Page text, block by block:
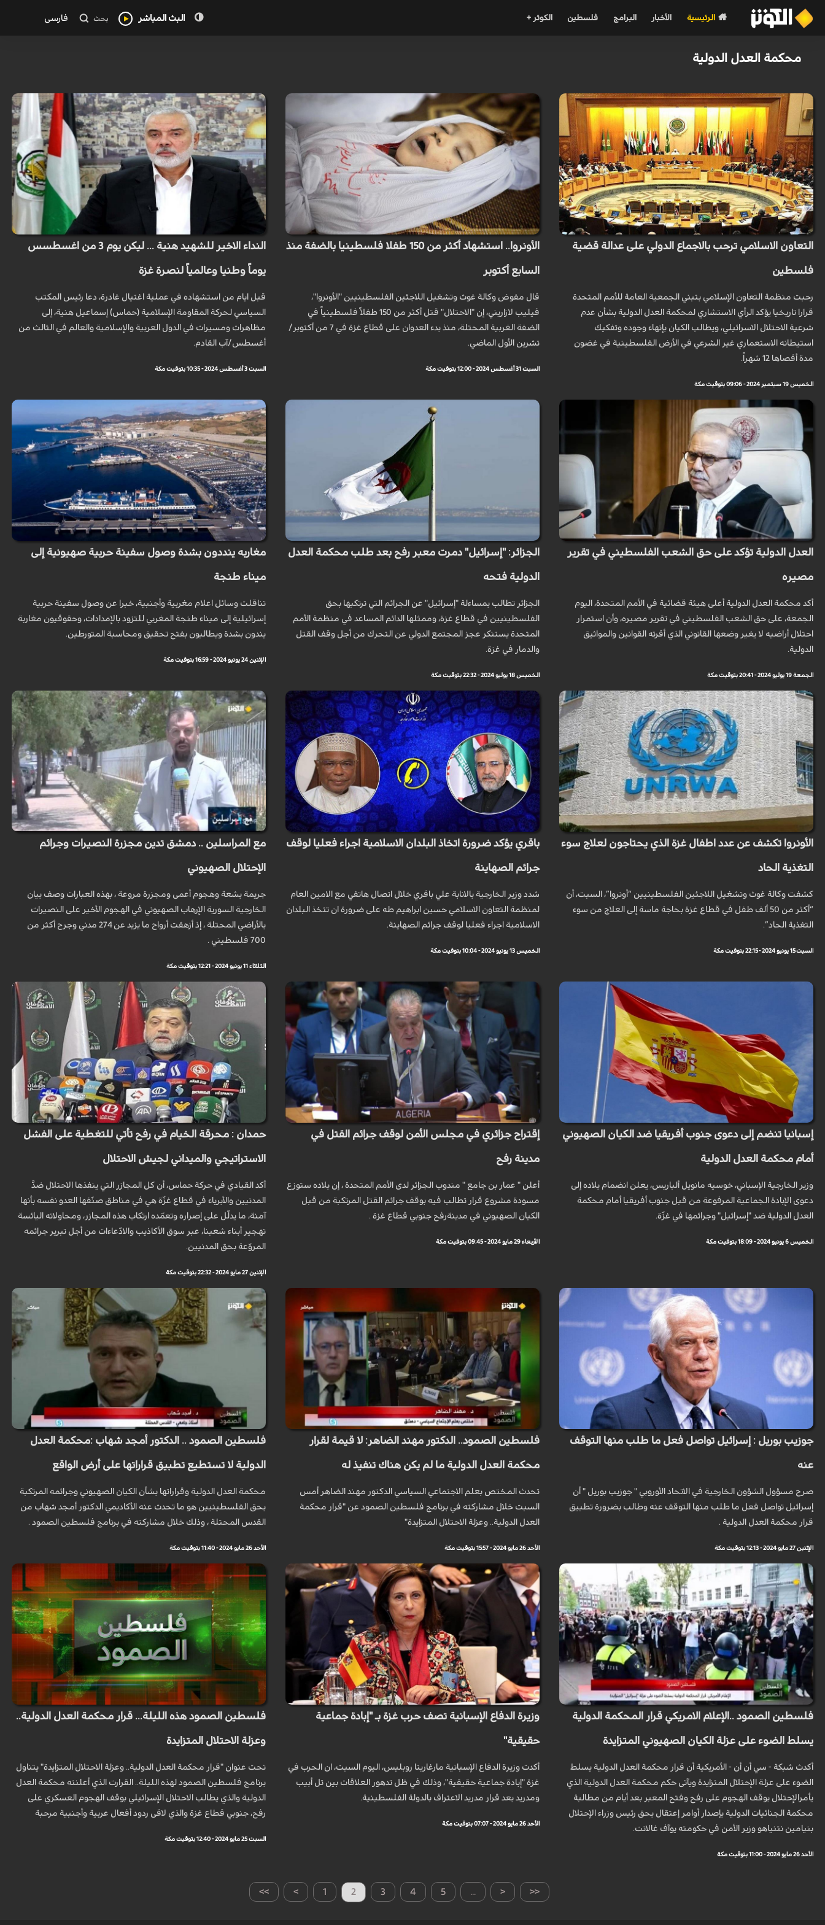
الرئيسية الأخبار البرامج فلسطين الكوثر + البث المباشر بحث فارسی
محكمة العدل الدولية
التعاون الاسلامي ترحب بالاجماع الدولي على عدالة قضية
فلسطين
رحبت منظمة التعاون الإسلامي بتبني الجمعية العامة للأمم المتحدة
قرارا تاريخيا يؤكد الرأي الاستشاري لمحكمة العدل الدولية بشأن عدم
شرعية الاحتلال الاسرائيلي، ويطالب الكيان بإنهاء وجوده وتفكيك
استيطانه الاستعماري غير الشرعي في الأرض الفلسطينية في غضون
مدة أقصاها 12 شهراً.
الخميس 19 سبتمبر 2024 - 09:06 بتوقيت مكة
الأونروا.. استشهاد أكثر من 150 طفلا فلسطينيا بالضفة منذ
السابع أكتوبر
قال مفوض وكالة غوث وتشغيل اللاجئين الفلسطينيين "الأونروا"،
فيليب لازاريني، إن "الاحتلال" قتل أكثر من 150 طفلاً فلسطينياً في
الضفة الغربية المحتلة، منذ بدء العدوان على قطاع غزة في 7 من أكتوبر/
تشرين الأول الماضي.
السبت 31 أغسطس 2024 - 12:00 بتوقيت مكة
النداء الاخير للشهيد هنية ... ليكن يوم 3 من اغسطسس
يوماً وطنيا وعالمياً لنصرة غزة
قبل ايام من استشهاده في عملية اغتيال غادرة، دعا رئيس المكتب
السياسي لحركة المقاومة الإسلامية (حماس) إسماعيل هنية، إلى
مظاهرات ومسيرات في الدول العربية والإسلامية والعالم في الثالث من
أغسطس/آب القادم.
السبت 3 أغسطس 2024 - 10:35 بتوقيت مكة
العدل الدولية تؤكد على حق الشعب الفلسطيني في تقرير
مصيره
أكد محكمة العدل الدولية أعلى هيئة قضائية في الأمم المتحدة، اليوم
الجمعة، على حق الشعب الفلسطيني في تقرير مصيره، وأن استمرار
احتلال أراضيه لا يغير وضعها القانوني الذي أقرته القوانين والمواثيق
الدولية.
الجمعة 19 يوليو 2024 - 20:41 بتوقيت مكة
الجزائر: "إسرائيل" دمرت معبر رفح بعد طلب محكمة العدل
الدولية فتحه
الجزائر تطالب بمساءلة "إسرائيل" عن الجرائم التي ترتكبها بحق
الفلسطينيين في قطاع غزة، وممثلها الدائم المساعد في منظمة الأمم
المتحدة يستنكر عجز المجتمع الدولي عن التحرك من أجل وقف القتل
والدمار في غزة.
الخميس 18 يوليو 2024 - 22:32 بتوقيت مكة
مغاربه ينددون بشدة وصول سفينة حربية صهيونية إلى
ميناء طنجة
تناقلت وسائل اعلام مغربية وأجنبية، خبرا عن وصول سفينة حربية
إسرائيلية إلى ميناء طنجة المغربي للتزود بالإمدادات، وحقوقيون مغاربة
يندون بشدة ويطالبون بفتح تحقيق ومحاسبة المتورطين.
الإثنين 24 يونيو 2024 - 16:59 بتوقيت مكة
الأونروا تكشف عن عدد اطفال غزة الذي يحتاجون لعلاج سوء
التغذية الحاد
كشفت وكالة غوث وتشغيل اللاجئين الفلسطينيين “أونروا”، السبت، أن
“أكثر من 50 ألف طفل في قطاع غزة بحاجة ماسة إلى العلاج من سوء
التغذية الحاد”.
السبت 15 يونيو 2024 - 22:15 بتوقيت مكة
باقري يؤكد ضرورة اتخاذ البلدان الاسلامية اجراء فعليا لوقف
جرائم الصهاينة
شدد وزير الخارجية بالانابة علي باقري خلال اتصال هاتفي مع الامين العام
لمنظمة التعاون الاسلامي حسين ابراهيم طه على ضرورة ان تتخذ البلدان
الاسلامية اجراء فعليا لوقف جرائم الصهاينة.
الخميس 13 يونيو 2024 - 10:04 بتوقيت مكة
مع المراسلين .. دمشق تدين مجزرة النصيرات وجرائم
الإحتلال الصهيوني
جريمة بشعة وهجوم أعمى ومجزرة مروعة ، بهذه العبارات وصف بيان
الخارجية السورية الإرهاب الصهيوني في الهجوم الأخير على النصيرات
بالأراضي المحتلة ، إذ أزهقت أرواح ما يزيد عن 274 مدني وجرح أكثر من
700 فلسطيني .
الثلاثاء 11 يونيو 2024 - 12:21 بتوقيت مكة
إسبانيا تنضم إلى دعوى جنوب أفريقيا ضد الكيان الصهيوني
أمام محكمة العدل الدولية
وزير الخارجية الإسباني، خوسيه مانويل ألباريس، يعلن انضمام بلاده إلى
دعوى الإبادة الجماعية المرفوعة من قبل جنوب أفريقيا أمام محكمة
العدل الدولية ضد "إسرائيل" وجرائمها في غزّة.
الخميس 6 يونيو 2024 - 18:09 بتوقيت مكة
إقتراح جزائري في مجلس الأمن لوقف جرائم القتل في
مدينة رفح
أعلن " عمار بن جامع " مندوب الجزائر لدى الأمم المتحدة ، إن بلاده ستوزع
مسودة مشروع قرار تطالب فيه بوقف جرائم القتل المرتكبة من قبل
الكيان الصهيوني في مدينةرفح جنوبي قطاع غزة .
الأربعاء 29 مايو 2024 - 09:45 بتوقيت مكة
حمدان : محرقة الخيام في رفح تأتي للتغطية على الفشل
الاستراتيجي والميداني لجيش الاحتلال
أكد القيادي في حركة حماس، أن كل المجازر التي ينفذها الاحتلال ضدَّ
المدنيين والأبرياء في قطاع غزّة هي في مناطق صنّفها العدو نفسه بأنها
آمنة، ما يدلّل على إصراره وتعمّده ارتكاب هذه المجازر، ومحاولاته اليائسة
تهجير أبناء شعبنا، عبر سوق الأكاذيب والادّعاءات من أجل تبرير جرائمه
المروّعة بحق المدنيين.
الإثنين 27 مايو 2024 - 22:32 بتوقيت مكة
جوزيب بوريل : إسرائيل تواصل فعل ما طلب منها التوقف
عنه
صرح مسؤول الشؤون الخارجية في الاتحاد الأوروبي " جوزيب بوريل " أن
إسرائيل تواصل فعل ما طلب منها التوقف عنه وطالب بضرورة تطبيق
قرار محكمة العدل الدولية .
الإثنين 27 مايو 2024 - 12:13 بتوقيت مكة
فلسطين الصمود.. الدكتور مهند الضاهر: لا قيمة لقرار
محكمة العدل الدولية ما لم يكن هناك تنفيذ له
تحدث المختص بعلم الاجتماعي السياسي الدكتور مهند الضاهر أمس
السبت خلال مشاركته في برنامج فلسطين الصمود عن "قرار محكمة
العدل الدولية.. وعزلة الاحتلال المتزايدة"
الأحد 26 مايو 2024 - 15:57 بتوقيت مكة
فلسطين الصمود .. الدكتور أمجد شهاب :محكمة العدل
الدولية لا تستطيع تطبيق قراراتها على أرض الواقع
محكمة العدل الدولية وقراراتها بشأن الكيان الصهيوني وجرائمه المرتكبة
بحق الفلسطينيين هو ما تحدث عنه الأكاديمي الدكتور أمجد شهاب من
القدس المحتلة ، وذلك خلال مشاركته في برنامج فلسطين الصمود .
الأحد 26 مايو 2024 - 11:40 بتوقيت مكة
فلسطين الصمود ..الإعلام الامريكي قرار المحكمة الدولية
يسلط الضوء على عزلة الكيان الصهيوني المتزايدة
أكدث شبكة - سي أن أن - الأمريكية أن قرار محكمة العدل الدولية يسلط
الضوء على عزلة الإحتلال المتزايدة ویآتی حکم محکمة العدل الدولية الذي
يأمرالإحتلال بوقف الهجوم على رفح وفتح المعبر بعد أيام من مطالبة
محكمة الجنائيات الدولية بإصدار أوامر إعتقال بحق رئيس وزراء الإحتلال
بنيامين نتنياهو وزير الأمن في حكومته یوآف غالانت.
الأحد 26 مايو 2024 - 11:00 بتوقيت مكة
وزيرة الدفاع الإسبانية تصف حرب غزة بـ "إبادة جماعية
حقيقية"
أكدت وزيرة الدفاع الإسبانية مارغاريتا روبليس، اليوم السبت، ان الحرب في
غزة "إبادة جماعية حقيقية"، وذلك في ظل تدهور العلاقات بين تل أبيب
ومدريد بعد قرار مدريد الاعتراف بالدولة الفلسطينية.
الأحد 26 مايو 2024 - 07:07 بتوقيت مكة
فلسطين الصمود هذه الليلة... قرار محكمة العدل الدولية..
وعزلة الاحتلال المتزايدة
تحت عنوان "قرار محكمة العدل الدولية.. وعزلة الاحتلال المتزايدة" يتناول
برنامج فلسطين الصمود لهذه الليلة.. القرارت الذي أعلنته محكمة العدل
الدولية والذي يطالب الاحتلال الإسرائيلي بوقف الهجوم العسكري على
رفح، جنوبي قطاع غزة والذي لاقى ردود أفعال عربية وأجنبية مرحبة
السبت 25 مايو 2024 - 12:40 بتوقيت مكة
>> > 1 2 3 4 5 ... < <<